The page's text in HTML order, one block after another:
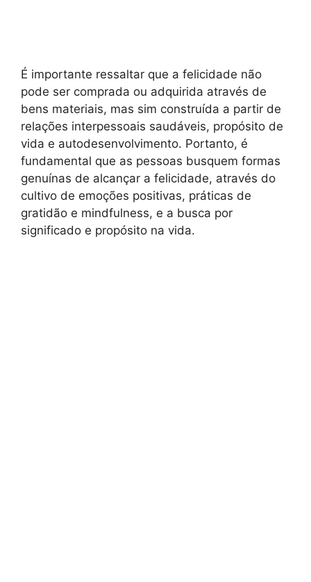
É importante ressaltar que a felicidade não
pode ser comprada ou adquirida através de
bens materiais, mas sim construída a partir de
relações interpessoais saudáveis, propósito de
vida e autodesenvolvimento. Portanto, é
fundamental que as pessoas busquem formas
genuínas de alcançar a felicidade, através do
cultivo de emoções positivas, práticas de
gratidão e mindfulness, e a busca por
significado e propósito na vida.